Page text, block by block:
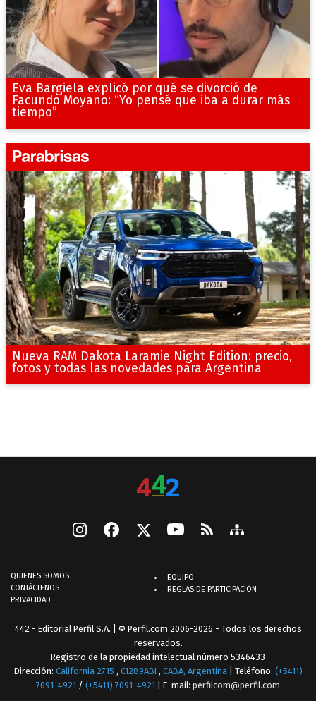
Eva Bargiela explicó por qué se divorció de
Facundo Moyano: “Yo pensé que iba a durar más
tiempo”
Nueva RAM Dakota Laramie Night Edition: precio,
fotos y todas las novedades para Argentina
QUIENES SOMOS
CONTÁCTENOS
PRIVACIDAD
EQUIPO
REGLAS DE PARTICIPACIÓN
442 - Editorial Perfil S.A. | © Perfil.com 2006-2026 - Todos los derechos
reservados.
Registro de la propiedad intelectual número 5346433
Dirección: California 2715 , C1289ABI , CABA, Argentina | Teléfono: (+5411)
7091-4921 / (+5411) 7091-4921 | E-mail: perfilcom@perfil.com